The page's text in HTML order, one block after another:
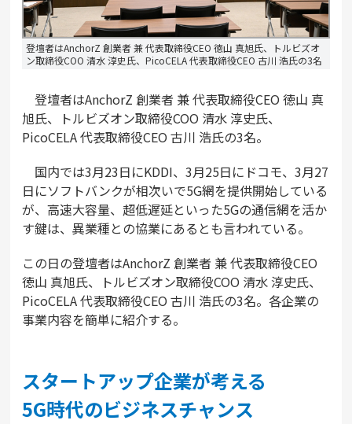
登壇者はAnchorZ 創業者 兼 代表取締役CEO 徳山 真旭氏、トルビズオ
ン取締役COO 清水 淳史氏、PicoCELA 代表取締役CEO 古川 浩氏の3名
登壇者はAnchorZ 創業者 兼 代表取締役CEO 徳山 真
旭氏、トルビズオン取締役COO 清水 淳史氏、
PicoCELA 代表取締役CEO 古川 浩氏の3名。
国内では3月23日にKDDI、3月25日にドコモ、3月27
日にソフトバンクが相次いで5G網を提供開始している
が、高速大容量、超低遅延といった5Gの通信網を活か
す鍵は、異業種との協業にあるとも言われている。
この日の登壇者はAnchorZ 創業者 兼 代表取締役CEO
徳山 真旭氏、トルビズオン取締役COO 清水 淳史氏、
PicoCELA 代表取締役CEO 古川 浩氏の3名。各企業の
事業内容を簡単に紹介する。
スタートアップ企業が考える
5G時代のビジネスチャンス